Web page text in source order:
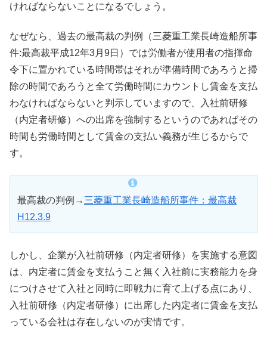
ければならないことになるでしょう。
なぜなら、過去の最高裁の判例（三菱重工業長崎造船所事
件:最高裁平成12年3月9日）では労働者が使用者の指揮命
令下に置かれている時間帯はそれが準備時間であろうと掃
除の時間であろうと全て労働時間にカウントし賃金を支払
わなければならないと判示していますので、入社前研修
（内定者研修）への出席を強制するというのであればその
時間も労働時間として賃金の支払い義務が生じるからで
す。
最高裁の判例→ 三菱重工業長崎造船所事件：最高裁
H12.3.9
しかし、企業が入社前研修（内定者研修）を実施する意図
は、内定者に賃金を支払うこと無く入社前に実務能力を身
につけさせて入社と同時に即戦力に育て上げる点にあり、
入社前研修（内定者研修）に出席した内定者に賃金を支払
っている会社は存在しないのが実情です。